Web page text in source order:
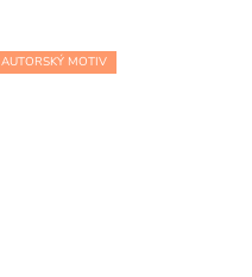
AUTORSKÝ MOTIV